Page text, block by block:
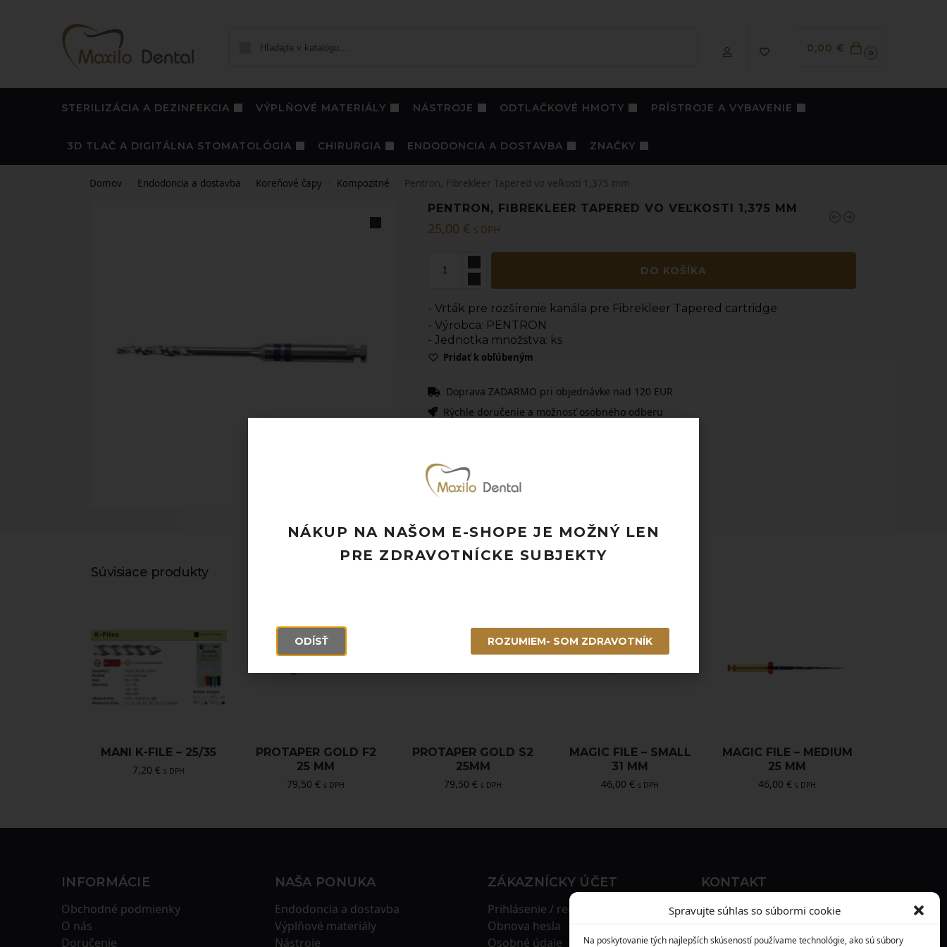
Spravujte súhlas so súbormi cookie
Na poskytovanie tých najlepších skúseností používame technológie, ako sú súbory
0,00 € 0
STERILIZÁCIA A DEZINFEKCIA VÝPLŇOVÉ MATERIÁLY NÁSTROJE ODTLAČKOVÉ HMOTY PRÍSTROJE A VYBAVENIE
3D TLAČ A DIGITÁLNA STOMATOLÓGIA CHIRURGIA ENDODONCIA A DOSTAVBA ZNAČKY
Domov Endodoncia a dostavba Koreňové čapy Kompozitné Pentron, Fibrekleer Tapered vo veľkosti 1,375 mm
PENTRON, FIBREKLEER TAPERED VO VEĽKOSTI 1,375 MM
25,00 € s DPH
DO KOŠÍKA
- Vrták pre rozšírenie kanála pre Fibrekleer Tapered cartridge
- Výrobca: PENTRON
- Jednotka množstva: ks
Pridať k obľúbeným
Doprava ZADARMO pri objednávke nad 120 EUR
Rýchle doručenie a možnosť osobného odberu
Súvisiace produkty
MANI K-FILE – 25/35
7,20€ s DPH
PROTAPER GOLD F2
25 MM
79,50€ s DPH
PROTAPER GOLD S2
25MM
79,50€ s DPH
MAGIC FILE – SMALL
31 MM
46,00€ s DPH
MAGIC FILE – MEDIUM
25 MM
46,00€ s DPH
INFORMÁCIE
Obchodné podmienky
O nás
Doručenie
NAŠA PONUKA
Endodoncia a dostavba
Výplňové materiály
Nástroje
ZÁKAZNÍCKY ÚČET
Prihlásenie / registrácia
Obnova hesla
Osobné údaje
KONTAKT
MAXILO DENTAL, s. r. o.
917 05 Trnava
NÁKUP NA NAŠOM E-SHOPE JE MOŽNÝ LEN
PRE ZDRAVOTNÍCKE SUBJEKTY
ODÍSŤ ROZUMIEM- SOM ZDRAVOTNÍK